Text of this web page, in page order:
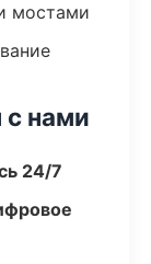
мостами
нами
24/7